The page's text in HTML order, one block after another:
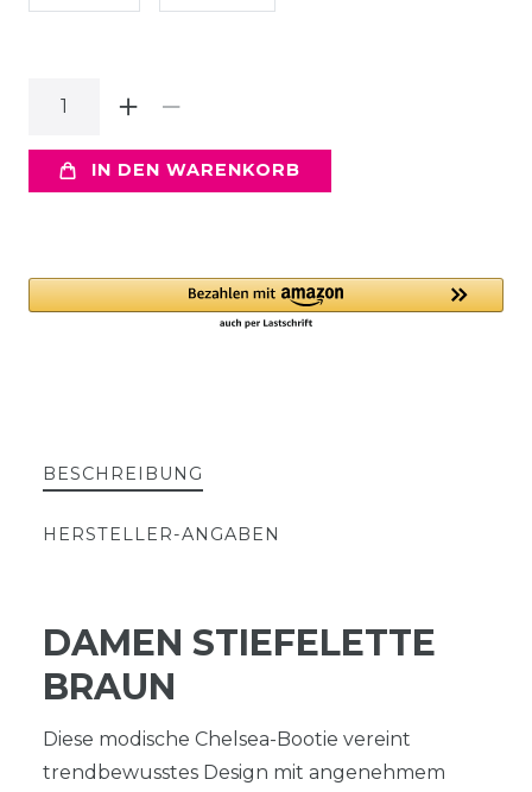
IN DEN WARENKORB
BESCHREIBUNG
HERSTELLER-ANGABEN
DAMEN STIEFELETTE
BRAUN
Diese modische Chelsea-Bootie vereint
trendbewusstes Design mit angenehmem